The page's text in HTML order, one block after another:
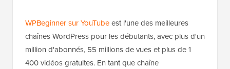
WPBeginner sur YouTubeest l'une des meilleures
chaînes WordPress pour les débutants, avec plus d'un
million d'abonnés, 55 millions de vues et plus de 1
400 vidéos gratuites. En tant que chaîne